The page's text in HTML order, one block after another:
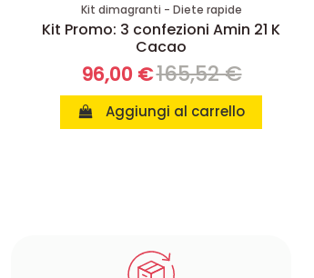
Kit dimagranti - Diete rapide
Kit Promo: 3 confezioni Amin 21 K
Cacao
96,00 €165,52 €
Aggiungi al carrello